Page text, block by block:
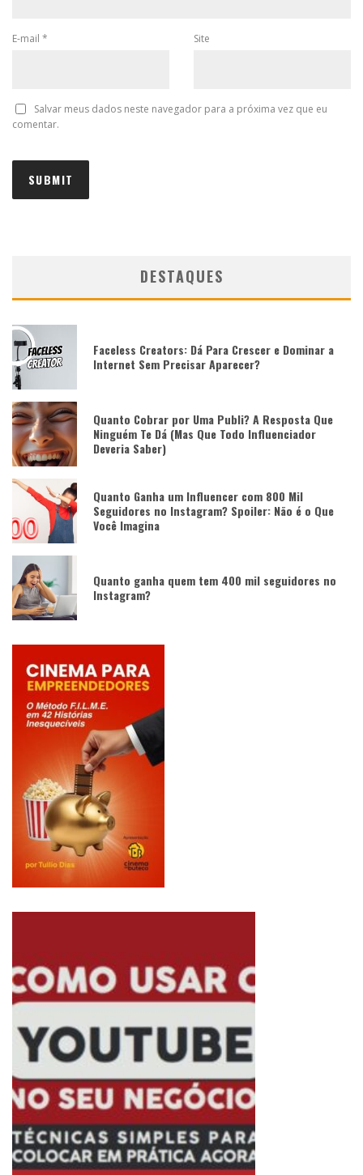
E-mail * Site
Salvar meus dados neste navegador para a próxima vez que eu
comentar.
DESTAQUES
Faceless Creators: Dá Para Crescer e Dominar a
Internet Sem Precisar Aparecer?
Quanto Cobrar por Uma Publi? A Resposta Que
Ninguém Te Dá (Mas Que Todo Influenciador
Deveria Saber)
Quanto Ganha um Influencer com 800 Mil
Seguidores no Instagram? Spoiler: Não é o Que
Você Imagina
Quanto ganha quem tem 400 mil seguidores no
Instagram?